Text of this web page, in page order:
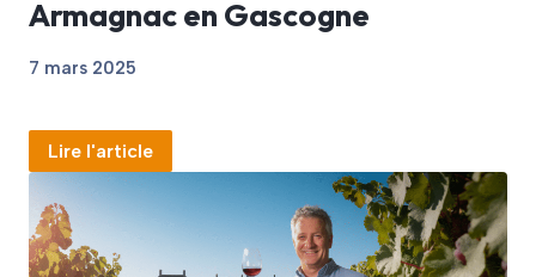
Armagnac en Gascogne
7 mars 2025
Lire l'article